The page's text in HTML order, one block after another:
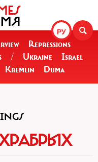
РУ
Repressions
/ Ukraine
Israel
Kremlin Duma